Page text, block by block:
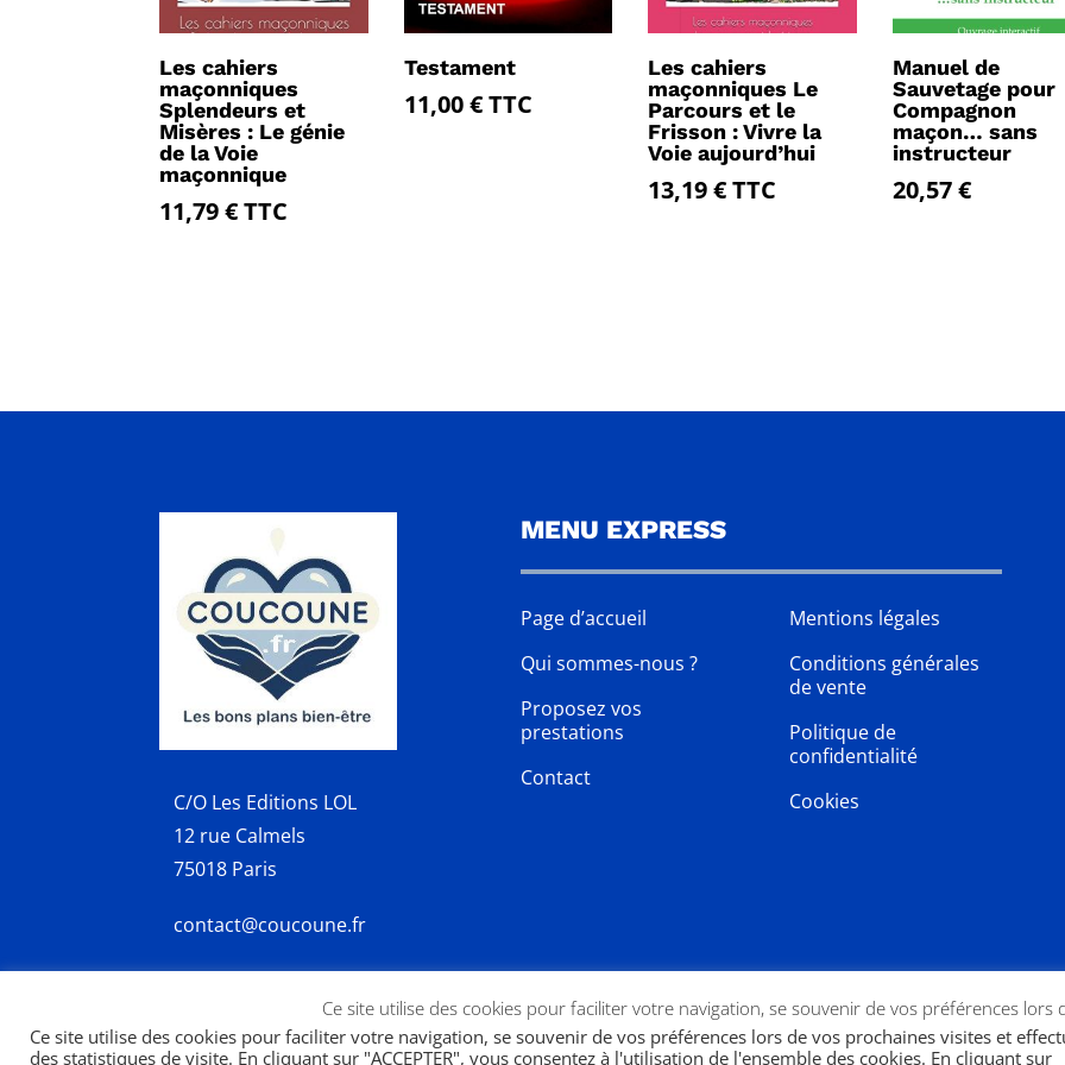
Les cahiers
maçonniques
Splendeurs et
Misères : Le génie
de la Voie
maçonnique
11,79€ TTC
Testament
11,00€TTC
Les cahiers
maçonniques Le
Parcours et le
Frisson : Vivre la
Voie aujourd’hui
13,19€TTC
Manuel de
Sauvetage pour
Compagnon
maçon… sans
instructeur
20,57€
C/O Les Editions LOL
12 rue Calmels
75018 Paris
contact@coucoune.fr
MENU EXPRESS
Page d’accueil
Qui sommes-nous ?
Proposez vos
prestations
Contact
Mentions légales
Conditions générales
de vente
Politique de
confidentialité
Cookies
Ce site utilise des cookies pour faciliter votre navigation, se souvenir de vos préférences lors
Ce site utilise des cookies pour faciliter votre navigation, se souvenir de vos préférences lors de vos prochaines visites et
des statistiques de visite. En cliquant sur "ACCEPTER", vous consentez à l'utilisation de l'ensemble des cookies. En cliquant sur